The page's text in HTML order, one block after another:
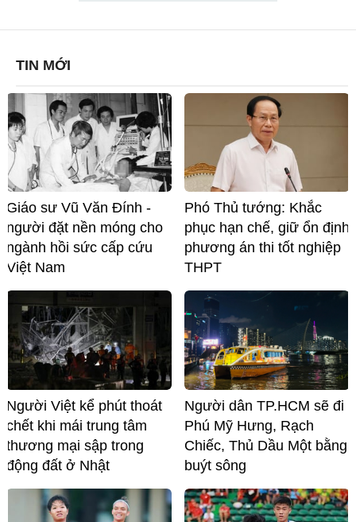
TIN MỚI
Giáo sư Vũ Văn Đính -
người đặt nền móng cho
ngành hồi sức cấp cứu
Việt Nam
Phó Thủ tướng: Khắc
phục hạn chế, giữ ổn định
phương án thi tốt nghiệp
THPT
Người Việt kể phút thoát
chết khi mái trung tâm
thương mại sập trong
động đất ở Nhật
Người dân TP.HCM sẽ đi
Phú Mỹ Hưng, Rạch
Chiếc, Thủ Dầu Một bằng
buýt sông